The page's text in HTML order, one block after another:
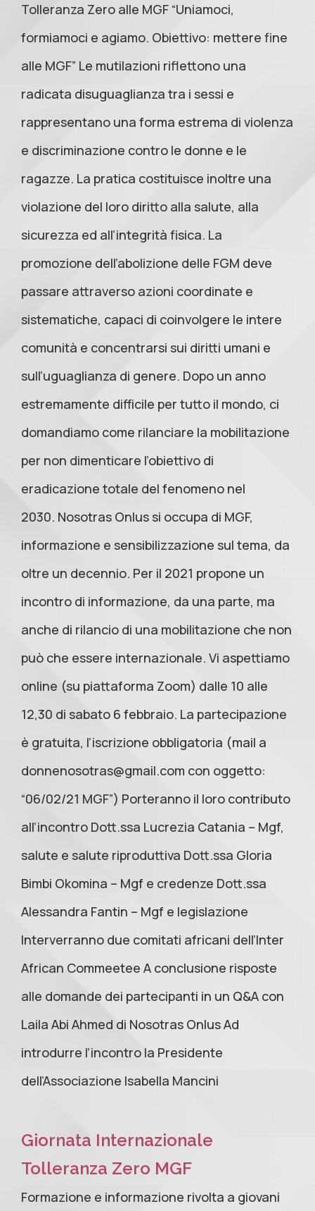
Tolleranza Zero alle MGF “Uniamoci,
formiamoci e agiamo. Obiettivo: mettere fine
alle MGF” Le mutilazioni riflettono una
radicata disuguaglianza tra i sessi e
rappresentano una forma estrema di violenza
e discriminazione contro le donne e le
ragazze. La pratica costituisce inoltre una
violazione del loro diritto alla salute, alla
sicurezza ed all’integrità fisica. La
promozione dell’abolizione delle FGM deve
passare attraverso azioni coordinate e
sistematiche, capaci di coinvolgere le intere
comunità e concentrarsi sui diritti umani e
sull’uguaglianza di genere. Dopo un anno
estremamente difficile per tutto il mondo, ci
domandiamo come rilanciare la mobilitazione
per non dimenticare l’obiettivo di
eradicazione totale del fenomeno nel
2030. Nosotras Onlus si occupa di MGF,
informazione e sensibilizzazione sul tema, da
oltre un decennio. Per il 2021 propone un
incontro di informazione, da una parte, ma
anche di rilancio di una mobilitazione che non
può che essere internazionale. Vi aspettiamo
online (su piattaforma Zoom) dalle 10 alle
12,30 di sabato 6 febbraio. La partecipazione
è gratuita, l’iscrizione obbligatoria (mail a
donnenosotras@gmail.com con oggetto:
“06/02/21 MGF”) Porteranno il loro contributo
all’incontro Dott.ssa Lucrezia Catania – Mgf,
salute e salute riproduttiva Dott.ssa Gloria
Bimbi Okomina – Mgf e credenze Dott.ssa
Alessandra Fantin – Mgf e legislazione
Interverranno due comitati africani dell’Inter
African Commeetee A conclusione risposte
alle domande dei partecipanti in un Q&A con
Laila Abi Ahmed di Nosotras Onlus Ad
introdurre l’incontro la Presidente
dell’Associazione Isabella Mancini
Giornata Internazionale
Tolleranza Zero MGF
Formazione e informazione rivolta a giovani